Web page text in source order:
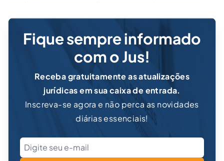
Fique sempre informado
com o Jus!
Receba gratuitamente as atualizações
jurídicas em sua caixa de entrada.
Inscreva-se agora e não perca as novidades
diárias essenciais!